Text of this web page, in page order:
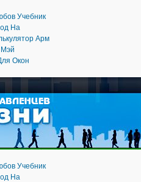
Учебник
На
Арм
Мэй
Окон
Учебник
На